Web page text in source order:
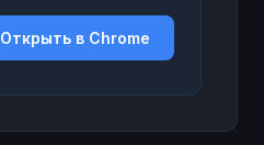
Открыть в Chrome